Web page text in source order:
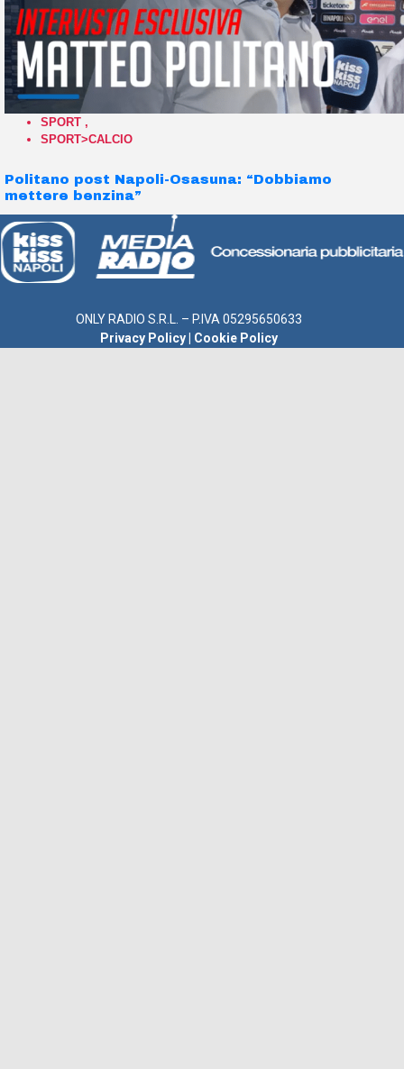
SPORT ,
SPORT>CALCIO
Politano post Napoli-Osasuna: “Dobbiamo
mettere benzina”
ONLY RADIO S.R.L. – P.IVA 05295650633
Privacy Policy
Cookie Policy